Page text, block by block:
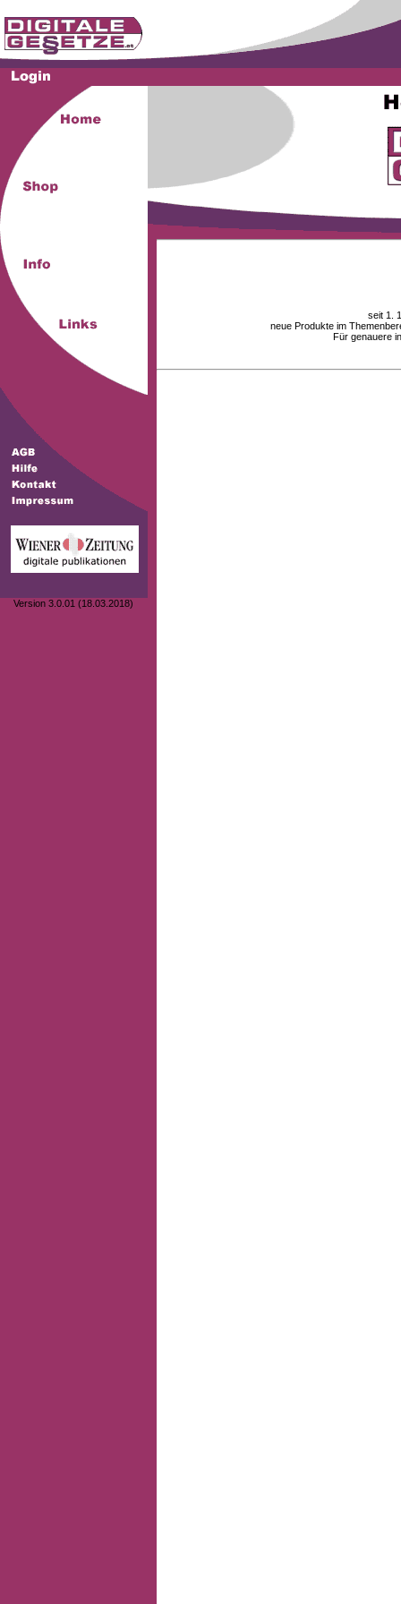
Version 3.0.01 (18.03.2018)
seit 1.
neue Produkte im
Für genauere